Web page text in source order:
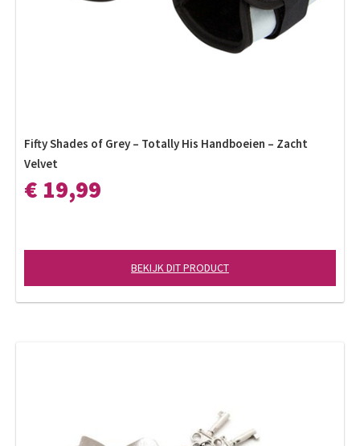
Fifty Shades of Grey – Totally His Handboeien – Zacht
Velvet
€ 19,99
BEKIJK DIT PRODUCT